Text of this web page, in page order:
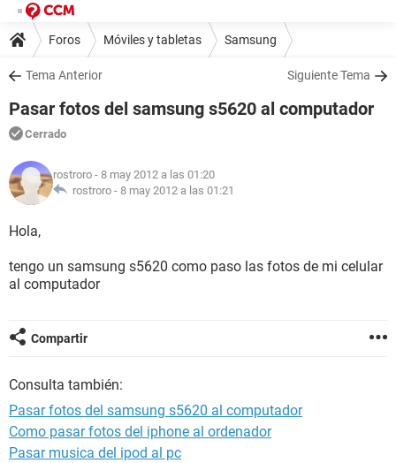
Foros Móviles y tabletas Samsung
Tema Anterior Siguiente Tema
Pasar fotos del samsung s5620 al computador
Cerrado
rostroro - 8 may 2012 a las 01:20
rostroro - 8 may 2012 a las 01:21
Hola,
tengo un samsung s5620 como paso las fotos de mi celular
al computador
Compartir
Consulta también:
Pasar fotos del samsung s5620 al computador
Como pasar fotos del iphone al ordenador
Pasar musica del ipod al pc